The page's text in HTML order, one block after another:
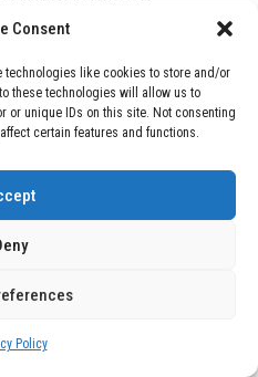
Consent
technologies like cookies to store and/or
these technologies will allow us to
or unique IDs on this site. Not consenting
certain features and functions.
Policy
2025
Oferta de Balizas V16
a Partir de
2025
Deja al